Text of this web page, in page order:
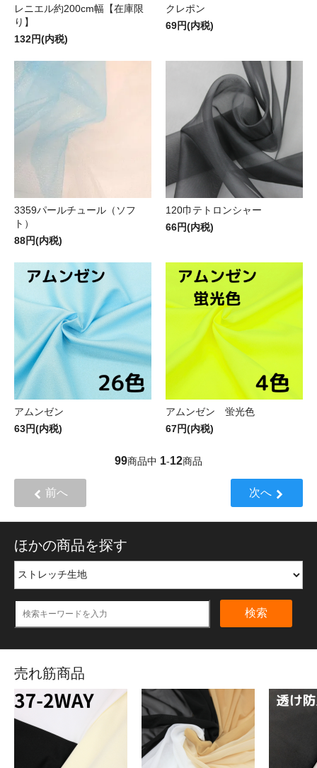
レニエル約200cm幅【在庫限
り】
132円(内税)
クレポン
69円(内税)
3359パールチュール（ソフ
ト）
88円(内税)
120巾テトロンシャー
66円(内税)
アムンゼン
63円(内税)
アムンゼン 蛍光色
67円(内税)
99商品中 1-12商品
前へ 次へ
ほかの商品を探す
検索
売れ筋商品